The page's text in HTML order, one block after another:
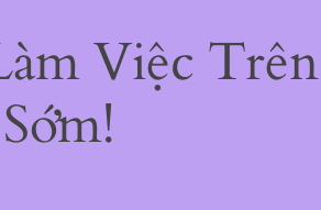
Việc